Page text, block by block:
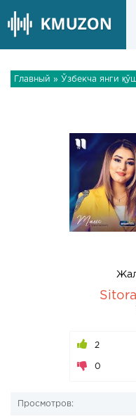
Главный » Ўзбекча янги
2
0
Просмотров: